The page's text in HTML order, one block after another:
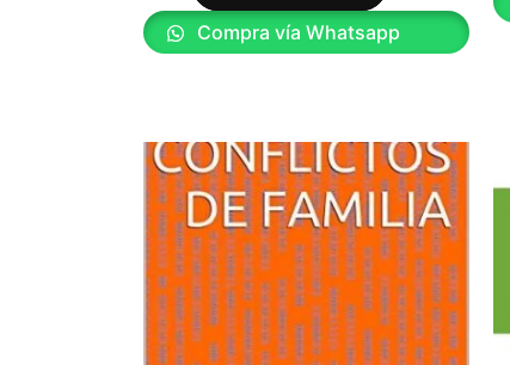
Compra vía Whatsapp